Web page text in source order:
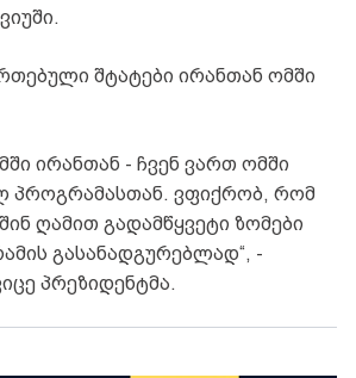
შტატები ირანთან ომში
ირანთან - ჩვენ ვართ ომში
პროგრამასთან. ვფიქრობ, რომ
ღამით გადამწყვეტი ზომები
გასანადგურებლად“, -
პრეზიდენტმა.